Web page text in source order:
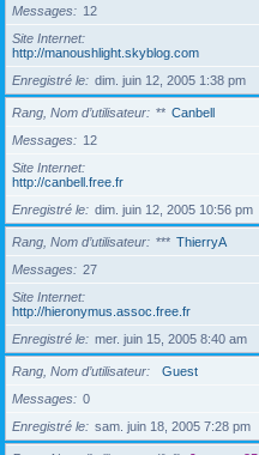
Messages
12
Site Internet
http://manoushlight.skyblog.com
Enregistré le
dim. juin 12, 2005 1:38 pm
Rang, Nom d’utilisateur ** Canbell
Messages
12
Site Internet
http://canbell.free.fr
Enregistré le
dim. juin 12, 2005 10:56 pm
Rang, Nom d’utilisateur *** ThierryA
Messages
27
Site Internet
http://hieronymus.assoc.free.fr
Enregistré le
mer. juin 15, 2005 8:40 am
Rang, Nom d’utilisateur
Guest
Messages
0
Enregistré le
sam. juin 18, 2005 7:28 pm